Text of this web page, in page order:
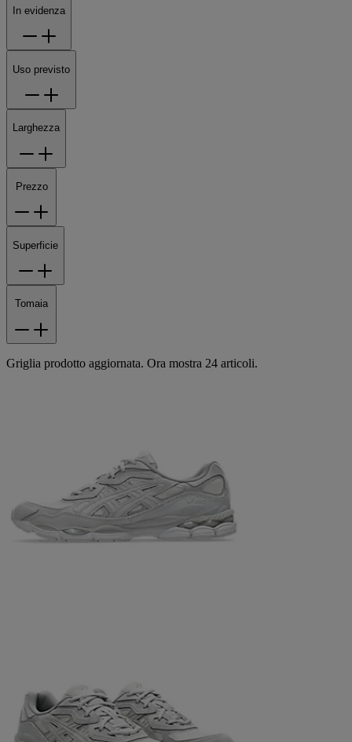
In evidenza
Uso previsto
Larghezza
Prezzo
Superficie
Tomaia
Griglia prodotto aggiornata. Ora mostra 24 articoli.